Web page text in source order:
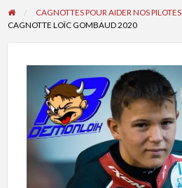
CAGNOTTES POUR AIDER NOS PILOTES
CAGNOTTE LOÏC GOMBAUD 2020